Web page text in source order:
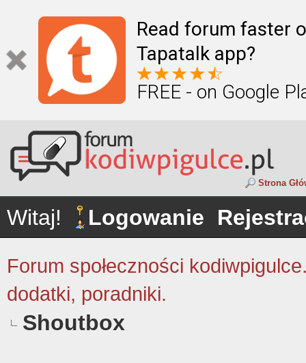
Read forum faster
Tapatalk app?
FREE - on Google
Strona
Witaj! Logowanie
Forum społeczności
dodatki, poradniki.
Shoutbox